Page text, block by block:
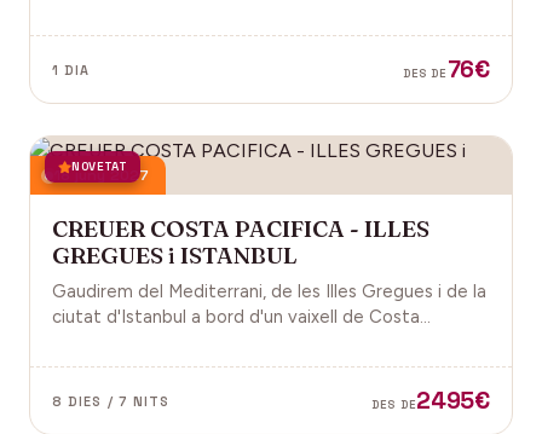
1 DIA DES DE 76€
NOVETAT
18 juny 2027
CREUER COSTA PACIFICA - ILLES
GREGUES i ISTANBUL
Gaudirem del Mediterrani, de les Illes Gregues i de la
ciutat d'Istanbul a bord d'un vaixell de Costa
8 DIES / 7 NITS DES DE2495€